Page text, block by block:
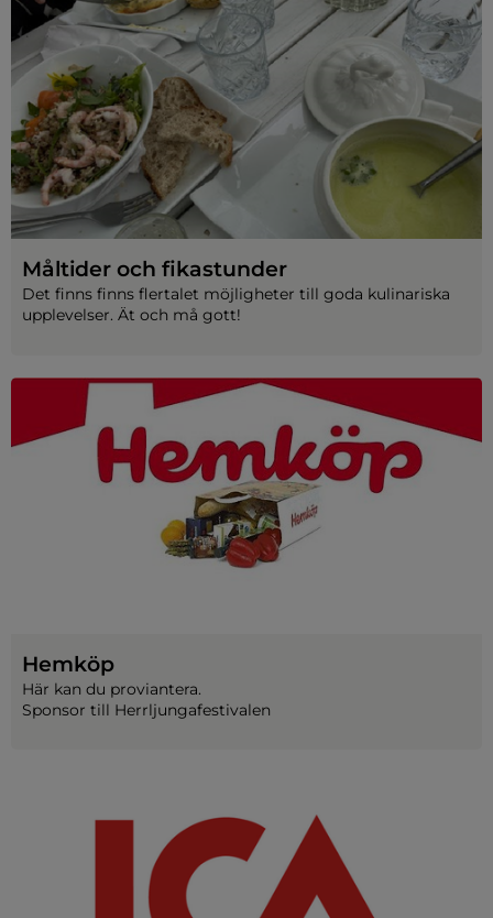
Måltider och fikastunder
Det finns finns flertalet möjligheter till goda kulinariska
upplevelser. Ät och må gott!
Hemköp
Här kan du proviantera.
Sponsor till Herrljungafestivalen